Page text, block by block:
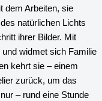
dem Arbeiten, sie
natürlichen Lichts
ihrer Bilder. Mit
widmet sich Familie
kehrt sie – einem
zurück, um das
– rund eine Stunde